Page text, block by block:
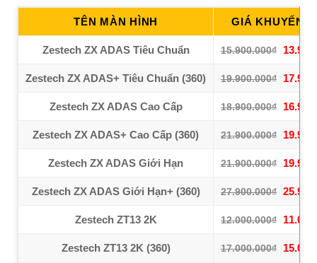
TÊN MÀN HÌNH GIÁ KHUYẾN
Zestech ZX ADAS Tiêu Chuẩn 15.900.000₫
Zestech ZX ADAS+ Tiêu Chuẩn (360) 19.900.000₫
Zestech ZX ADAS Cao Cấp 18.900.000₫
Zestech ZX ADAS+ Cao Cấp (360) 21.900.000₫
Zestech ZX ADAS Giới Hạn 21.900.000₫
Zestech ZX ADAS Giới Hạn+ (360) 27.900.000₫
Zestech ZT13 2K 12.000.000₫
Zestech ZT13 2K (360) 17.000.000₫